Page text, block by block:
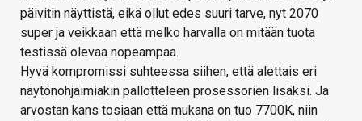
päivitin näyttistä, eikä ollut edes suuri tarve, nyt 2070
super ja veikkaan että melko harvalla on mitään tuota
testissä olevaa nopeampaa.
Hyvä kompromissi suhteessa siihen, että alettais eri
näytönohjaimiakin pallotteleen prosessorien lisäksi. Ja
arvostan kans tosiaan että mukana on tuo 7700K, niin